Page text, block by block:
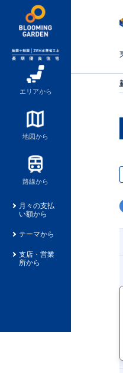
エリアから
地図から
路線から
月々の支払
い額から
テーマから
支店・営業
所から